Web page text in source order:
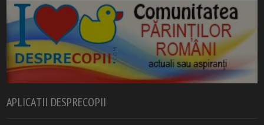
APLICATII DESPRECOPII